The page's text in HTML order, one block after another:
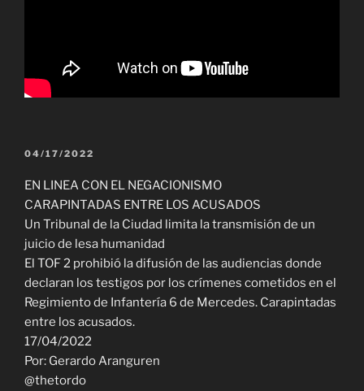
PUBLICADO
04/17/2022
EN LINEA CON EL NEGACIONISMO
CARAPINTADAS ENTRE LOS ACUSADOS
Un Tribunal de la Ciudad limita la transmisión de un
juicio de lesa humanidad
El TOF 2 prohibió la difusión de las audiencias donde
declaran los testigos por los crímenes cometidos en el
Regimiento de Infantería 6 de Mercedes. Carapintadas
entre los acusados.
17/04/2022
Por: Gerardo Aranguren
@thetordo